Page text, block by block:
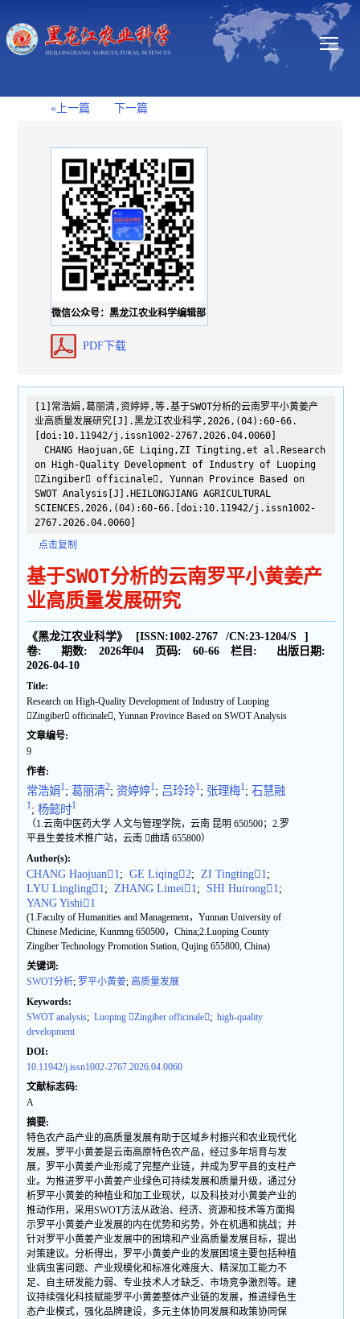
«上一篇 下一篇
微信公众号：黑龙江农业科学编辑部
PDF下载
[1]常浩娟,葛丽清,资婷婷,等.基于SWOT分析的云南罗平小黄姜产
业高质量发展研究[J].黑龙江农业科学,2026,(04):60-66.
[doi:10.11942/j.issn1002-2767.2026.04.0060]
CHANG Haojuan,GE Liqing,ZI Tingting,et al.Research
on High-Quality Development of Industry of Luoping
Zingiber officinale, Yunnan Province Based on
SWOT Analysis[J].HEILONGJIANG AGRICULTURAL
SCIENCES,2026,(04):60-66.[doi:10.11942/j.issn1002-
2767.2026.04.0060]
点击复制
基于SWOT分析的云南罗平小黄姜产
业高质量发展研究
《黑龙江农业科学》 [ISSN:1002-2767 /CN:23-1204/S
]
卷:
期数: 2026年04 页码: 60-66 栏目:
出版日期:
2026-04-10
Title:
Research on High-Quality Development of Industry of Luoping
Zingiber officinale, Yunnan Province Based on SWOT Analysis
文章编号:
9
作者:
常浩娟1;葛丽清2;资婷婷1; 吕玲玲1; 张理梅1;石慧融
1;杨懿时1
（1.云南中医药大学 人文与管理学院，云南 昆明 650500；2.罗
平县生姜技术推广站，云南 曲靖 655800）
Author(s):
CHANG Haojuan1; GE Liqing2; ZI Tingting1;
LYU Lingling1; ZHANG Limei1; SHI Huirong1;
YANG Yishi1
(1.Faculty of Humanities and Management，Yunnan University of
Chinese Medicine, Kunmng 650500，China;2.Luoping County
Zingiber Technology Promotion Station, Qujing 655800, China)
关键词:
SWOT分析; 罗平小黄姜;高质量发展
Keywords:
SWOT analysis; Luoping Zingiber officinale; high-quality
development
DOI:
10.11942/j.issn1002-2767.2026.04.0060
文献标志码:
A
摘要:
特色农产品产业的高质量发展有助于区域乡村振兴和农业现代化
发展。罗平小黄姜是云南高原特色农产品，经过多年培育与发
展，罗平小黄姜产业形成了完整产业链，并成为罗平县的支柱产
业。为推进罗平小黄姜产业绿色可持续发展和质量升级，通过分
析罗平小黄姜的种植业和加工业现状，以及科技对小黄姜产业的
推动作用，采用SWOT方法从政治、经济、资源和技术等方面揭
示罗平小黄姜产业发展的内在优势和劣势，外在机遇和挑战；并
针对罗平小黄姜产业发展中的困境和产业高质量发展目标，提出
对策建议。分析得出，罗平小黄姜产业的发展困境主要包括种植
业病虫害问题、产业规模化和标准化难度大、精深加工能力不
足、自主研发能力弱、专业技术人才缺乏、市场竞争激烈等。建
议持续强化科技赋能罗平小黄姜整体产业链的发展，推进绿色生
态产业模式，强化品牌建设，多元主体协同发展和政策协同保